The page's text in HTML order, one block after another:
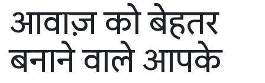
आवाज़ को बेहतर
बनाने वाले आपके